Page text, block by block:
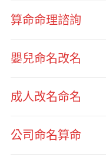
算命命理諮詢
嬰兒命名改名
成人改名命名
公司命名算命